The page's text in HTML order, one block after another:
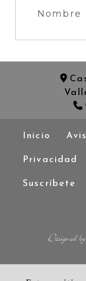
Nombre
Inicio
Privacidad
Suscríbete